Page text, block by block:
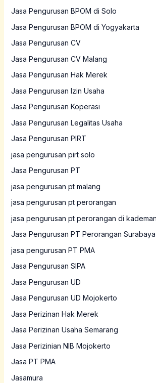
Jasa Pengurusan BPOM di Solo
Jasa Pengurusan BPOM di Yogyakarta
Jasa Pengurusan CV
Jasa Pengurusan CV Malang
Jasa Pengurusan Hak Merek
Jasa Pengurusan Izin Usaha
Jasa Pengurusan Koperasi
Jasa Pengurusan Legalitas Usaha
Jasa Pengurusan PIRT
jasa pengurusan pirt solo
Jasa Pengurusan PT
jasa pengurusan pt malang
jasa pengurusan pt perorangan
jasa pengurusan pt perorangan di
Jasa Pengurusan PT Perorangan Surabaya
jasa pengurusan PT PMA
Jasa Pengurusan SIPA
Jasa Pengurusan UD
Jasa Pengurusan UD Mojokerto
Jasa Perizinan Hak Merek
Jasa Perizinan Usaha Semarang
Jasa Perizinian NIB Mojokerto
Jasa PT PMA
Jasamura